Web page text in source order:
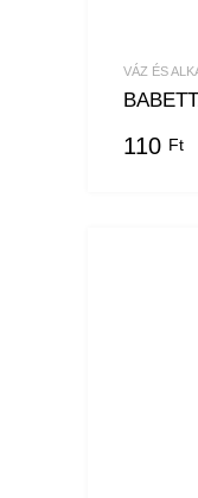
VÁZ ÉS
110 Ft